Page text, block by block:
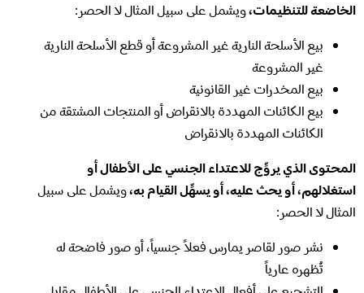
الخاضعة للتنظيمات،ويشمل على سبيل المثال لا الحصر:
بيع الأسلحة النارية غير المشروعة أو قطع الأسلحة النارية
غير المشروعة
بيع المخدرات غير القانونية
بيع الكائنات المهددة بالانقراض أو المنتجات المشتقة من
الكائنات المهددة بالانقراض
المحتوى الذي يروِّج للاعتداء الجنسي على الأطفال أو
استغلالهم، أو يحث عليه، أو يسهِّل القيام به،ويشمل على سبيل
المثال لا الحصر:
نشر صور لقاصر يمارس فعلاً جنسياً، أو صور فاضحة له
تُظهره عارياً